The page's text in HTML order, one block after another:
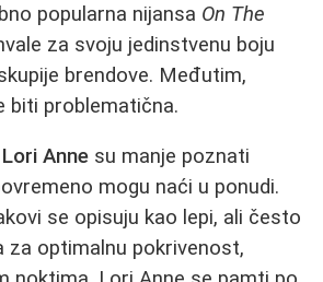
popularna nijansa On The
za svoju jedinstvenu boju
brendove. Međutim,
biti problematična.
Lori Anne su manje poznati
mogu naći u ponudi.
se opisuju kao lepi, ali često
za optimalnu pokrivenost,